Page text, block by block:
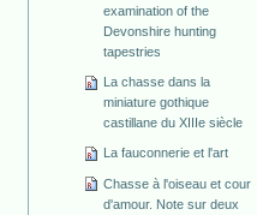
examination of the
Devonshire hunting
tapestries
La chasse dans la
miniature gothique
castillane du XIIIe siècle
La fauconnerie et l'art
Chasse à l'oiseau et cour
d'amour. Note sur deux